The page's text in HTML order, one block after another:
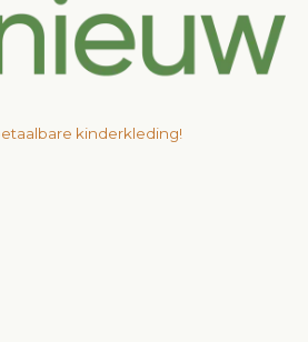
kinderkleding!